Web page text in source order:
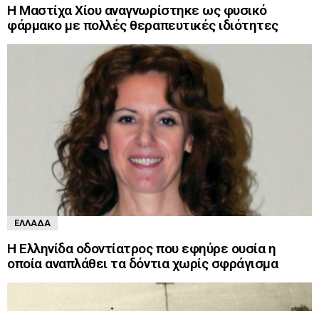
Η Μαστίχα Χίου αναγνωρίστηκε ως φυσικό
φάρμακο με πολλές θεραπευτικές ιδιότητες
ΕΛΛΆΔΑ
Η Ελληνίδα οδοντίατρος που εφηύρε ουσία η
οποία αναπλάθει τα δόντια χωρίς σφράγισμα